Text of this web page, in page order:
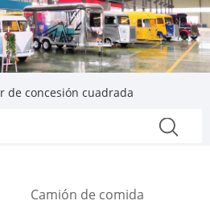
de concesión cuadrada
Camión de comida